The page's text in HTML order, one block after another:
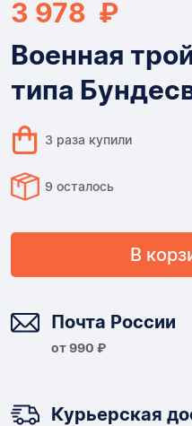
3 978 ₽
Военная
типа
3 раза купили
9 осталось
В
Почта России
от 990 ₽
Курьерская